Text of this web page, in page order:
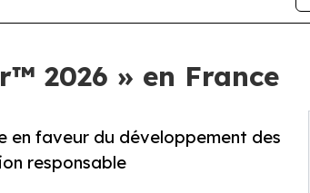
2026 » en France
en faveur du développement des
responsable